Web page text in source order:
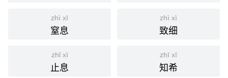
zhì xī
窒息
zhì xì
致细
zhǐ xī
止息
zhī xī
知希